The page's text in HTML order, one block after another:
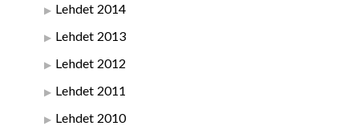
Lehdet 2014
Lehdet 2013
Lehdet 2012
Lehdet 2011
Lehdet 2010